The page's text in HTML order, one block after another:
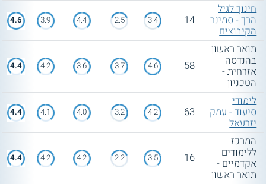
חינוך לגיל
הרך - סמינר
הקיבוצים
14
3.4
2.5
4.4
3.9
4.6
תואר ראשון
בהנדסה
אזרחית -
הטכניון
58
4.6
3.7
3.6
4.2
4.4
לימודי
סיעוד - עמק
יזרעאל
63
4.2
3.2
4.0
4.1
4.4
המרכז
ללימודים
אקדמיים -
תואר ראשון
16
3.5
2.2
4.2
4.2
4.4